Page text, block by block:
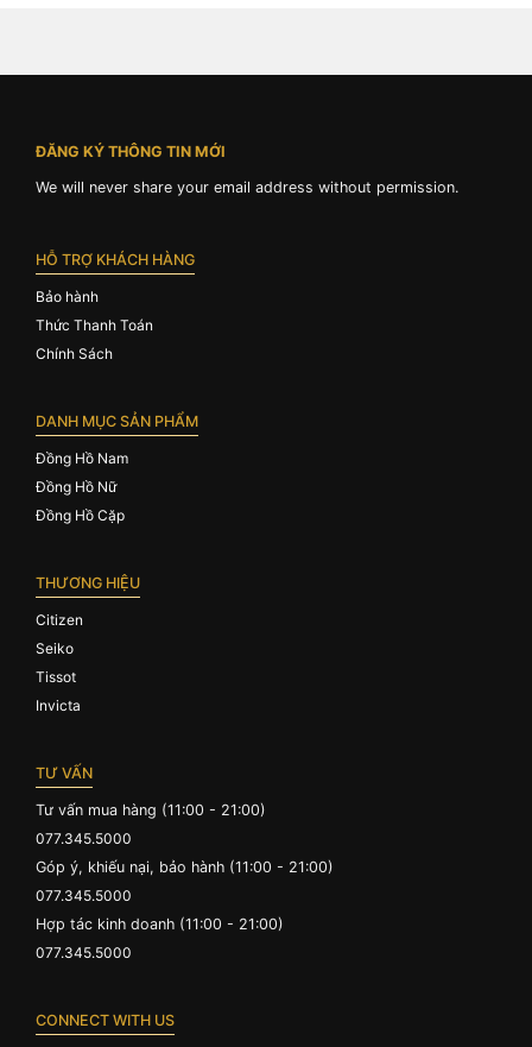
ĐĂNG KÝ THÔNG TIN MỚI
We will never share your email address without permission.
HỖ TRỢ KHÁCH HÀNG
Bảo hành
Thức Thanh Toán
Chính Sách
DANH MỤC SẢN PHẨM
Đồng Hồ Nam
Đồng Hồ Nữ
Đồng Hồ Cặp
THƯƠNG HIỆU
Citizen
Seiko
Tissot
Invicta
TƯ VẤN
Tư vấn mua hàng (11:00 - 21:00)
077.345.5000
Góp ý, khiếu nại, bảo hành (11:00 - 21:00)
077.345.5000
Hợp tác kinh doanh (11:00 - 21:00)
077.345.5000
CONNECT WITH US